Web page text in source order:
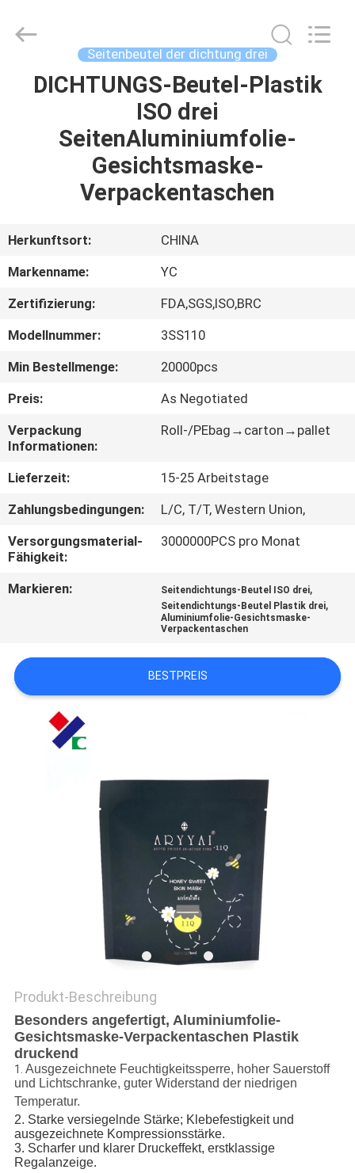
HAUS
PRODUKTE
FABRIK-
QUALITÄTSKONTROLLE
TRETEN
SIE
MIT
UNS
IN
VERBINDUNG
ZITAT
SITEMAP
PRIVACY
Reserved.
Seitenbeutel der dichtung drei
DICHTUNGS-Beutel-Plastik
ISO drei
SeitenAluminiumfolie-
Gesichtsmaske-
Verpackentaschen
Herkunftsort:
CHINA
Markenname:
YC
Zertifizierung:
FDA,SGS,ISO,BRC
Modellnummer:
3SS110
Min Bestellmenge:
20000pcs
Preis:
As Negotiated
Verpackung
Informationen:
Roll-/PEbag→carton→pallet
Lieferzeit:
15-25 Arbeitstage
Zahlungsbedingungen:
L/C, T/T, Western Union,
Versorgungsmaterial-
Fähigkeit:
3000000PCS pro Monat
Markieren: Seitendichtungs-Beutel ISO drei,
Seitendichtungs-Beutel Plastik drei,
Aluminiumfolie-Gesichtsmaske-
Verpackentaschen
BESTPREIS
Produkt-Beschreibung
Besonders angefertigt, Aluminiumfolie-
Gesichtsmaske-Verpackentaschen Plastik
druckend
1. Ausgezeichnete Feuchtigkeitssperre, hoher Sauerstoff
und Lichtschranke, guter Widerstand der niedrigen
Temperatur.
2. Starke versiegelnde Stärke; Klebefestigkeit und
ausgezeichnete Kompressionsstärke.
3. Scharfer und klarer Druckeffekt, erstklassige
Regalanzeige.